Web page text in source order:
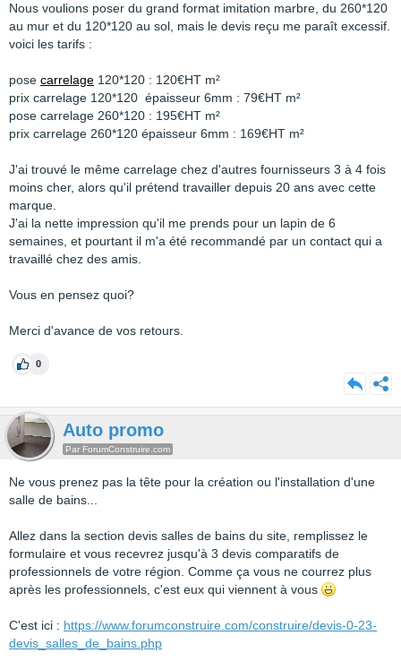
Nous voulions poser du grand format imitation marbre, du 260*120
au mur et du 120*120 au sol, mais le devis reçu me paraît excessif.
voici les tarifs :
pose carrelage 120*120 : 120€HT m²
prix carrelage 120*120 épaisseur 6mm : 79€HT m²
pose carrelage 260*120 : 195€HT m²
prix carrelage 260*120 épaisseur 6mm : 169€HT m²
J'ai trouvé le même carrelage chez d'autres fournisseurs 3 à 4 fois
moins cher, alors qu'il prétend travailler depuis 20 ans avec cette
marque.
J'ai la nette impression qu'il me prends pour un lapin de 6
semaines, et pourtant il m'a été recommandé par un contact qui a
travaillé chez des amis.
Vous en pensez quoi?
Merci d'avance de vos retours.
0
Auto promo
Par ForumConstruire.com
Ne vous prenez pas la tête pour la création ou l'installation d'une
salle de bains...
Allez dans la section devis salles de bains du site, remplissez le
formulaire et vous recevrez jusqu'à 3 devis comparatifs de
professionnels de votre région. Comme ça vous ne courrez plus
après les professionnels, c'est eux qui viennent à vous
C'est ici : https://www.forumconstruire.com/construire/devis-0-23-
devis_salles_de_bains.php